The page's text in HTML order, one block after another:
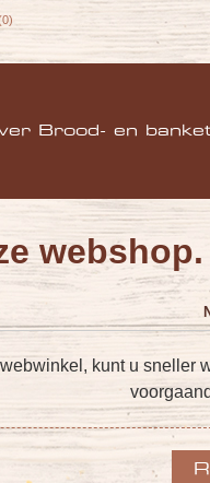
Brood- en
kunt u